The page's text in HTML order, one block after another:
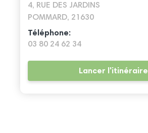
4, RUE DES JARDINS
POMMARD, 21630
Téléphone:
03 80 24 62 34
Lancer l'itinéraire